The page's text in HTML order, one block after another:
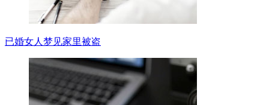
已婚女人梦见家里被盗